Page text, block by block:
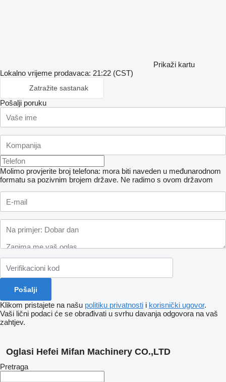
Prikaži kartu
Lokalno vrijeme prodavaca: 21:22 (CST)
Zatražite sastanak
Pošalji poruku
Molimo provjerite broj telefona: mora biti naveden u međunarodnom
formatu sa pozivnim brojem države. Ne radimo s ovom državom
Klikom pristajete na našu politiku privatnosti i korisnički ugovor.
Vaši lični podaci će se obrađivati ​​u svrhu davanja odgovora na vaš
zahtjev.
Oglasi Hefei Mifan Machinery CO.,LTD
Pretraga